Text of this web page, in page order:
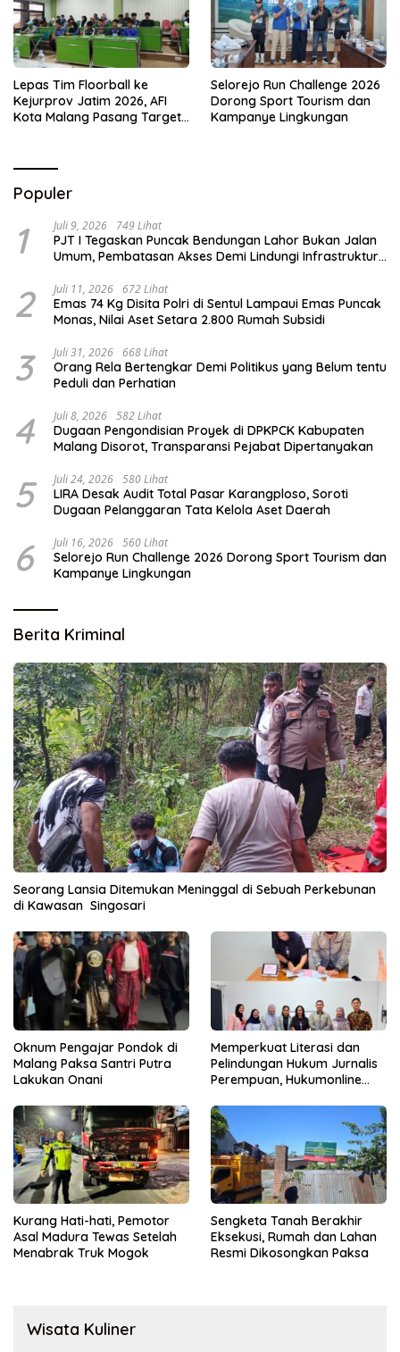
Lepas Tim Floorball ke
Kejurprov Jatim 2026, AFI
Kota Malang Pasang Target
Selorejo Run Challenge 2026
Dorong Sport Tourism dan
Kampanye Lingkungan
Populer
1 Juli 9, 2026 749 Lihat
PJT I Tegaskan Puncak Bendungan Lahor Bukan Jalan
Umum, Pembatasan Akses Demi Lindungi Infrastruktur
2 Juli 11, 2026 672 Lihat
Emas 74 Kg Disita Polri di Sentul Lampaui Emas Puncak
Monas, Nilai Aset Setara 2.800 Rumah Subsidi
3 Juli 31, 2026 668 Lihat
Orang Rela Bertengkar Demi Politikus yang Belum tentu
Peduli dan Perhatian
4 Juli 8, 2026 582 Lihat
Dugaan Pengondisian Proyek di DPKPCK Kabupaten
Malang Disorot, Transparansi Pejabat Dipertanyakan
5 Juli 24, 2026 580 Lihat
LIRA Desak Audit Total Pasar Karangploso, Soroti
Dugaan Pelanggaran Tata Kelola Aset Daerah
6 Juli 16, 2026 560 Lihat
Selorejo Run Challenge 2026 Dorong Sport Tourism dan
Kampanye Lingkungan
Berita Kriminal
Seorang Lansia Ditemukan Meninggal di Sebuah Perkebunan
di Kawasan Singosari
Oknum Pengajar Pondok di
Malang Paksa Santri Putra
Lakukan Onani
Memperkuat Literasi dan
Pelindungan Hukum Jurnalis
Perempuan, Hukumonline
Gratis
Kurang Hati-hati, Pemotor
Asal Madura Tewas Setelah
Menabrak Truk Mogok
Sengketa Tanah Berakhir
Eksekusi, Rumah dan Lahan
Resmi Dikosongkan Paksa
Wisata Kuliner